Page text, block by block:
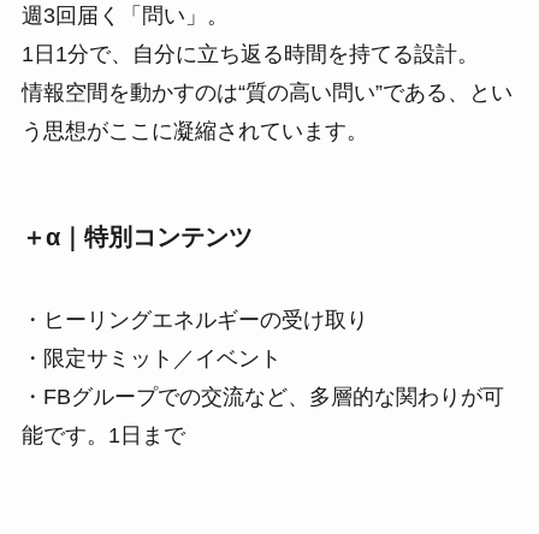
週3回届く「問い」。
1日1分で、自分に立ち返る時間を持てる設計。
情報空間を動かすのは“質の高い問い”である、とい
う思想がここに凝縮されています。
＋α｜特別コンテンツ
・ヒーリングエネルギーの受け取り
・限定サミット／イベント
・FBグループでの交流など、多層的な関わりが可
能です。1日まで